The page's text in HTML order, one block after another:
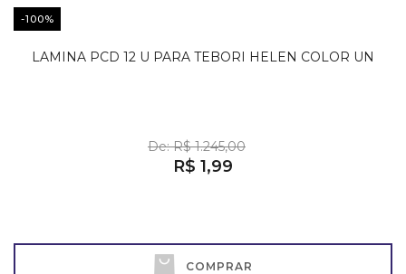
-100%
LAMINA PCD 12 U PARA TEBORI HELEN COLOR UN
De: R$ 1.245,00
R$ 1,99
COMPRAR